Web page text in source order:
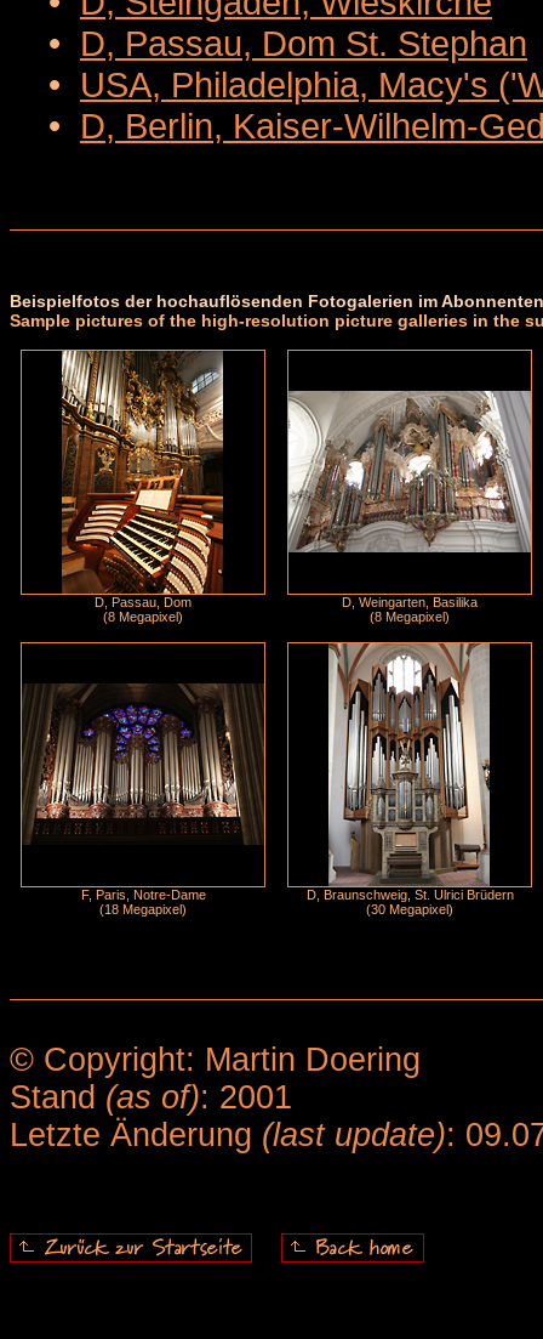
• D, Passau, Dom St. Stephan
• USA, Philadelphia, Macy's
• D, Berlin, Kaiser-Wilhelm-
Beispielfotos der hochauflösenden Fotogalerien im
Sample pictures of the high-resolution picture galleries in the
D, Passau, Dom
(8 Megapixel)
D, Weingarten, Basilika
(8 Megapixel)
F, Paris, Notre-Dame
(18 Megapixel)
D, Braunschweig, St. Ulrici Brüdern
(30 Megapixel)
© Copyright: Martin Doering
Stand (as of): 2001
Letzte Änderung (last update):